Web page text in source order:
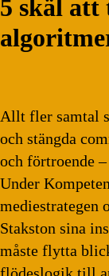
5 skäl att
Allt fler samtal
och stängda
och förtroende
Under
mediestrategen
Stakston sina
måste flytta